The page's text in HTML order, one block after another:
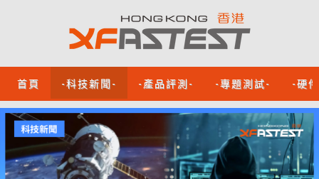
首頁 -科技新聞- -產品評測- -專題測試- -硬